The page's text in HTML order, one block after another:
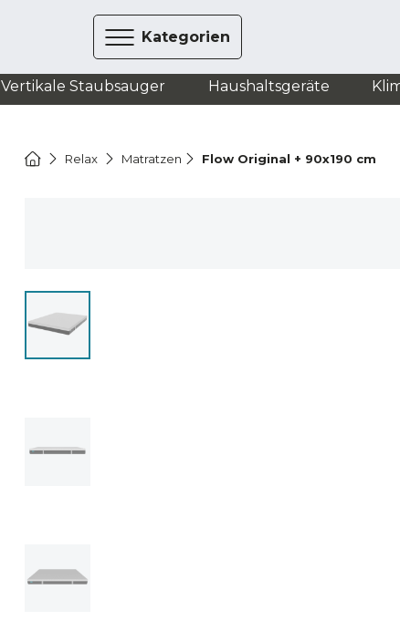
Kategorien
Vertikale Staubsauger Haushaltsgeräte
Relax Matratzen Flow Original + 90x190 cm